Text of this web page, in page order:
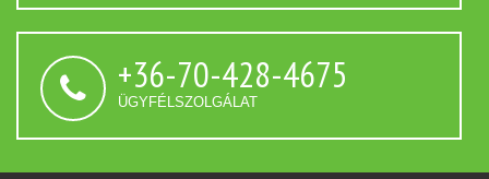
+36-70-428-4675
ÜGYFÉLSZOLGÁLAT